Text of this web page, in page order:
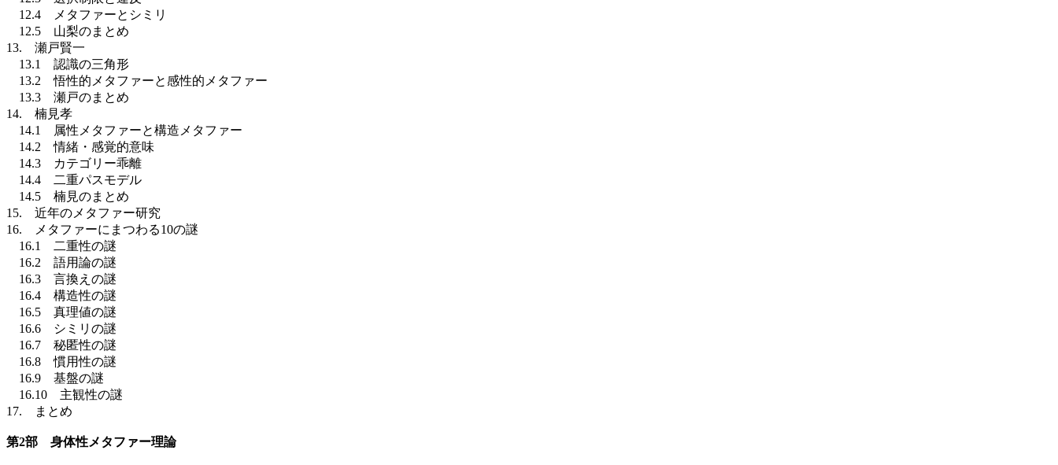
12.4 メタファーとシミリ
12.5 山梨のまとめ
13. 瀬戸賢一
13.1 認識の三角形
13.2 悟性的メタファーと感性的メタファー
13.3 瀬戸のまとめ
14. 楠見孝
14.1 属性メタファーと構造メタファー
14.2 情緒・感覚的意味
14.3 カテゴリー乖離
14.4 二重パスモデル
14.5 楠見のまとめ
15. 近年のメタファー研究
16. メタファーにまつわる10の謎
16.1 二重性の謎
16.2 語用論の謎
16.3 言換えの謎
16.4 構造性の謎
16.5 真理値の謎
16.6 シミリの謎
16.7 秘匿性の謎
16.8 慣用性の謎
16.9 基盤の謎
16.10 主観性の謎
17. まとめ
第2部 身体性メタファー理論